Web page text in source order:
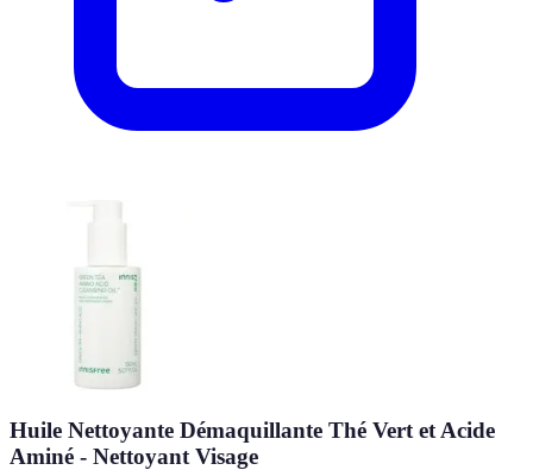
Huile Nettoyante Démaquillante Thé Vert et Acide
Aminé - Nettoyant Visage